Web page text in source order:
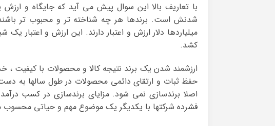
با تعاریف بالا این سوال پیش می آید که جایگاه و
شدنش است. برندها هر چه شناخته تر و محبوب تر باشند
میلیاردها دلار ارزش و اعتبار دارند. این ارزش و
کشد.
ارزشمند شدن یک برند نتیجه کالا و محصولات با کیفیت
حفظ ثبات و ارتقای دائمی محصولات در طول سالها به
اصلا برندسازی نمی شود. مزایای برندسازی در کسب
فشرده شرکتها با یکدیگر یک موضوع مهم و حیاتی